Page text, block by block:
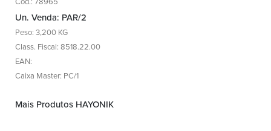
Cód.: 78965
Un. Venda: PAR/2
Peso: 3,200 KG
Class. Fiscal: 8518.22.00
EAN:
Caixa Master: PC/1
Mais Produtos HAYONIK